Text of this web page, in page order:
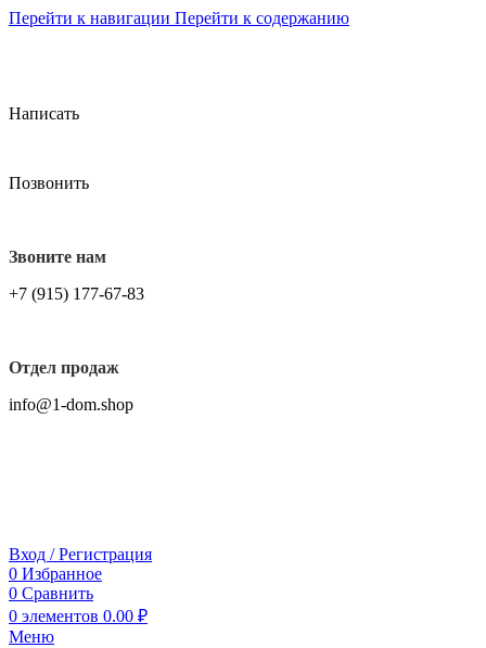
Перейти к навигации Перейти к содержанию
Написать
Позвонить
Звоните нам
+7 (915) 177-67-83
Отдел продаж
info@1-dom.shop
Вход / Регистрация
0 Избранное
0 Сравнить
0 элементов 0.00 ₽
Меню